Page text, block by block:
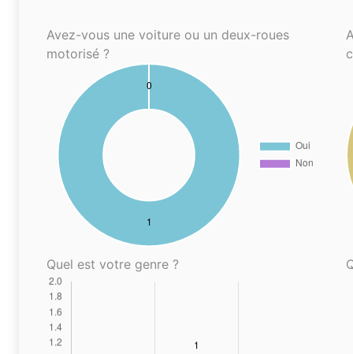
Avez-vous une voiture ou un deux-roues
motorisé ?
Quel est votre genre ?